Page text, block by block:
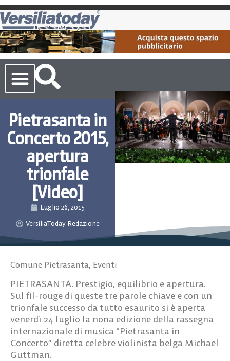
Pietrasanta in
Concerto 2015,
apertura
trionfale
[Video]
Luglio 26, 2015
VersiliaToday Redazione
Comune Pietrasanta, Eventi
PIETRASANTA. Prestigio, equilibrio e apertura.
Sul fil-rouge di queste tre parole chiave e con un
trionfale successo da tutto esaurito si è aperta
venerdì 24 luglio la nona edizione della rassegna
internazionale di musica “Pietrasanta in
Concerto” diretta celebre violinista belga Michael
Guttman.